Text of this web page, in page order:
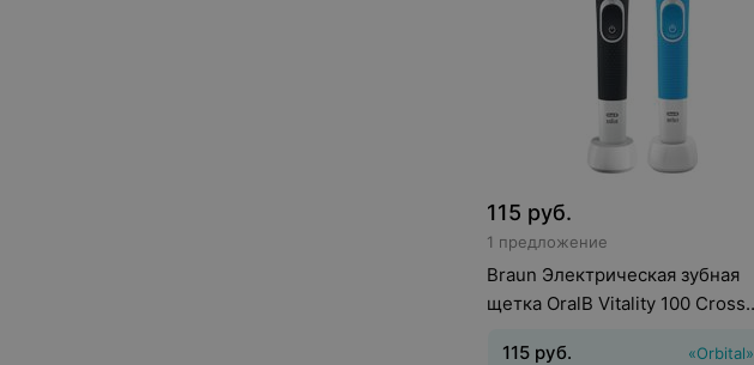
115 руб.
1 предложение
Braun Электрическая зубная
щетка OralB Vitality 100 Cross
«Orbital»
115 руб.